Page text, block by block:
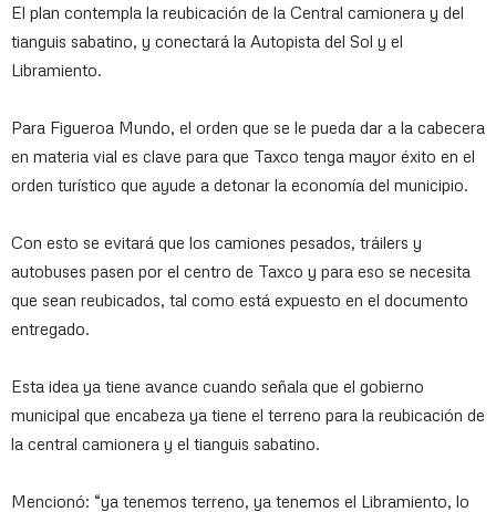
El plan contempla la reubicación de la Central camionera y del
tianguis sabatino, y conectará la Autopista del Sol y el
Libramiento.
Para Figueroa Mundo, el orden que se le pueda dar a la cabecera
en materia vial es clave para que Taxco tenga mayor éxito en el
orden turístico que ayude a detonar la economía del municipio.
Con esto se evitará que los camiones pesados, tráilers y
autobuses pasen por el centro de Taxco y para eso se necesita
que sean reubicados, tal como está expuesto en el documento
entregado.
Esta idea ya tiene avance cuando señala que el gobierno
municipal que encabeza ya tiene el terreno para la reubicación de
la central camionera y el tianguis sabatino.
Mencionó: “ya tenemos terreno, ya tenemos el Libramiento, lo